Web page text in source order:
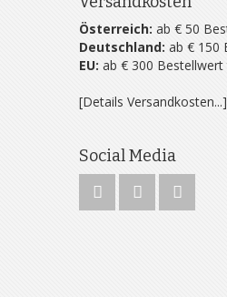
Österreich: ab € 50
Deutschland: ab € 150
EU: ab € 300
[Details Versandkosten...]
Social Media